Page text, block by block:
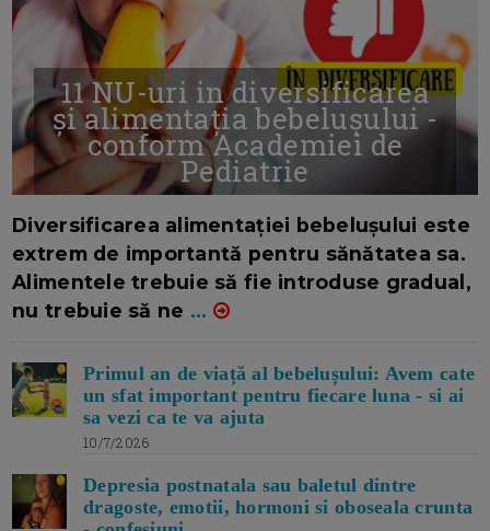
11 NU-uri in diversificarea
și alimentația bebelușului -
conform Academiei de
Pediatrie
Diversificarea alimentației bebelușului este
extrem de importantă pentru sănătatea sa.
Alimentele trebuie să fie introduse gradual,
nu trebuie să ne ...
Primul an de viață al bebelușului: Avem cate
un sfat important pentru fiecare luna - si ai
sa vezi ca te va ajuta
10/7/2026
Depresia postnatala sau baletul dintre
dragoste, emotii, hormoni si oboseala crunta